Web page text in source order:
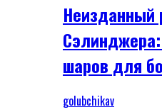
Неизданный
шаров для
golubchikav